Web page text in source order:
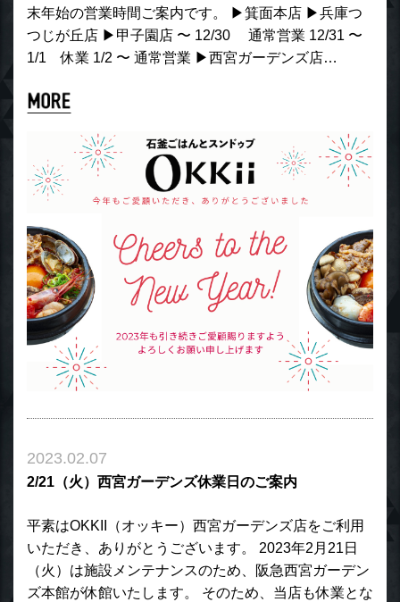
末年始の営業時間ご案内です。 ▶︎箕面本店 ▶︎兵庫つ
つじが丘店 ▶︎甲子園店 〜 12/30 通常営業 12/31 〜
1/1 休業 1/2 〜 通常営業 ▶︎西宮ガーデンズ店…
2023.02.07
2/21（火）西宮ガーデンズ休業日のご案内
平素はOKKII（オッキー）西宮ガーデンズ店をご利用
いただき、ありがとうございます。 2023年2月21日
（火）は施設メンテナンスのため、阪急西宮ガーデン
ズ本館が休館いたします。 そのため、当店も休業とな